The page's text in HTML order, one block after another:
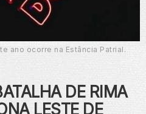
ano ocorre na Estância Patrial.
DE RIMA
LESTE DE